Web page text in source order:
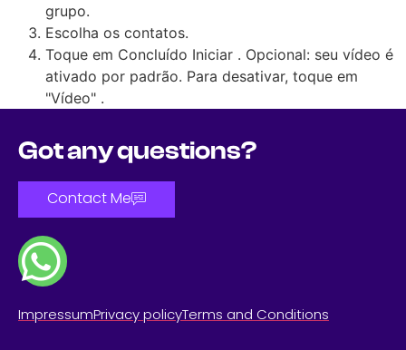
grupo.
Escolha os contatos.
Toque em Concluído Iniciar . Opcional: seu vídeo é
ativado por padrão. Para desativar, toque em
"Vídeo" .
Got any questions?
Contact Me
ImpressumPrivacy policyTerms and Conditions